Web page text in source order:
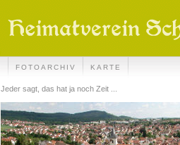
FOTOARCHIV KARTE
Jeder sagt, das hat ja noch Zeit ...